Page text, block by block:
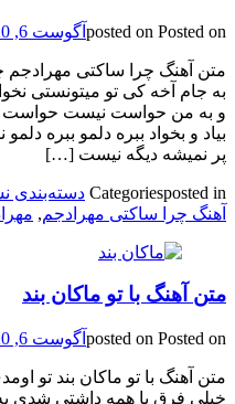
posted on Posted on آگوست 6, 2020
متن آهنگ چرا ساکتی مهرادجم
به جام آخه کی تو میتونستی
و به من حواست نیست حواست
بیاد و بخواد ببره دلمو ببره
پر نمیشه دیگه نیست […]
Categoriesposted in دسته‌بندی
آهنگ چرا ساکتی مهرادجم,
متن آهنگ با تو ماکان بند
posted on Posted on آگوست 6, 2020
متن آهنگ با تو ماکان بند تو
خیلی فرق با همه داشتی شدی یه